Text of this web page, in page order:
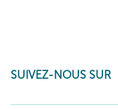
SUIVEZ-NOUS SUR